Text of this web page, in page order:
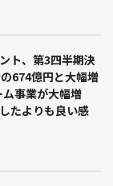
ト、第3四半期決
674億円と大幅増
事業が大幅増
たよりも良い感